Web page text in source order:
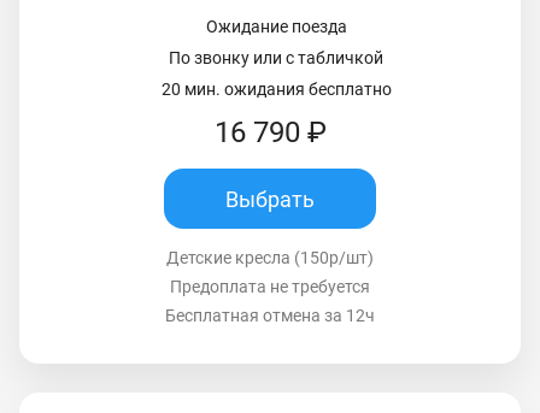
Ожидание поезда
По звонку или с табличкой
20 мин. ожидания бесплатно
16 790 ₽
Выбрать
Детские кресла (150р/шт)
Предоплата не требуется
Бесплатная отмена за 12ч